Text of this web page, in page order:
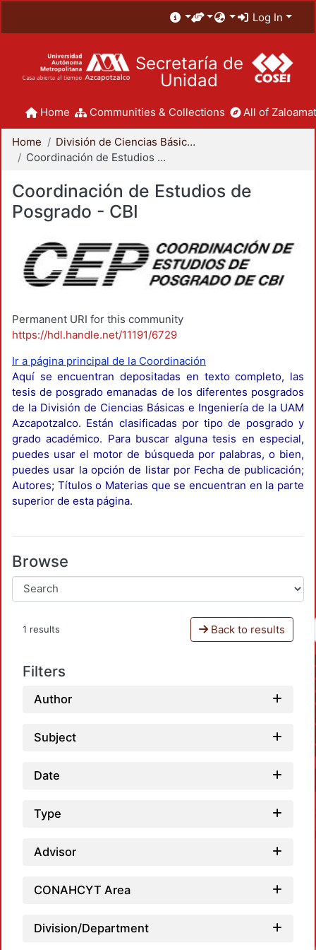
Log In
Secretaría de
Unidad
Home Communities & Collections All of
Home
División de Ciencias Básicas e Ingeniería
Coordinación de Estudios de Posgrado - CBI
Coordinación de Estudios de
Posgrado - CBI
Permanent URI for this community
https://hdl.handle.net/11191/6729
Ir a página principal de la Coordinación
Aquí se encuentran depositadas en texto completo, las
tesis de posgrado emanadas de los diferentes posgrados
de la División de Ciencias Básicas e Ingeniería de la UAM
Azcapotzalco. Están clasificadas por tipo de posgrado y
grado académico. Para buscar alguna tesis en especial,
puedes usar el motor de búsqueda por palabras, o bien,
puedes usar la opción de listar por Fecha de publicación;
Autores; Títulos o Materias que se encuentran en la parte
superior de esta página.
Browse
1 results Back to results
Filters
Author
Subject
Date
Type
Advisor
CONAHCYT Area
Division/Department